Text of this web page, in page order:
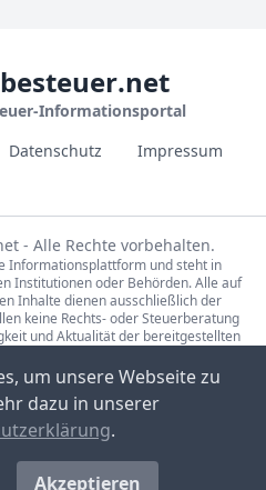
.net
Informationsportal
Datenschutz Impressum
- Alle Rechte vorbehalten.
Informationsplattform und steht in
Institutionen oder Behörden. Alle auf
Inhalte dienen ausschließlich der
keine Rechts- oder Steuerberatung
und Aktualität der bereitgestellten
sich bitte an einen qualifizierten
basieren auf den Erhebungen der
der Länder (Lizenz:
01-03-5) sowie Eigenrecherche.
Partner-Unternehmen, Pexels Lizenz,
Lizenz
um unsere Webseite zu
dazu in unserer
.
Akzeptieren